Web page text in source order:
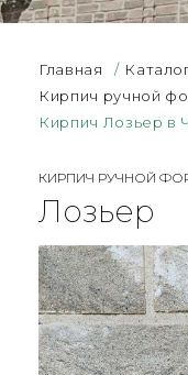
Главная /
Кирпич ручной
Кирпич Лозьер в
КИРПИЧ РУЧНОЙ
Лозьер